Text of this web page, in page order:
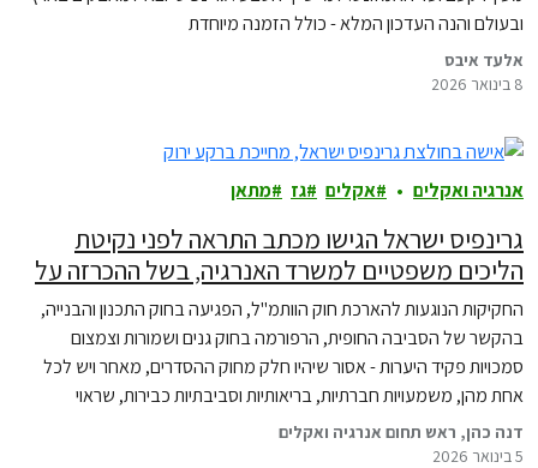
ובעולם והנה העדכון המלא - כולל הזמנה מיוחדת
אלעד איבס
8 בינואר 2026
אנרגיה ואקלים אקלים גז מתאן
גרינפיס ישראל הגישו מכתב התראה לפני נקיטת
הליכים משפטיים למשרד האנרגיה, בשל ההכרזה על
יציאה לסבב חדש ונוסף של חיפושי גז במים הכלכליים
של ישראל
החקיקות הנוגעות להארכת חוק הוותמ"ל, הפגיעה בחוק התכנון והבנייה,
בהקשר של הסביבה החופית, הרפורמה בחוק גנים ושמורות וצמצום
סמכויות פקיד היערות - אסור שיהיו חלק מחוק ההסדרים, מאחר ויש לכל
אחת מהן, משמעויות חברתיות, בריאותיות וסביבתיות כבירות, שראוי
שהכנסת תדון בהן בכובד ראש, ולא תחת איום ולחץ להעברת התקציב.
דנה כהן, ראש תחום אנרגיה ואקלים
5 בינואר 2026